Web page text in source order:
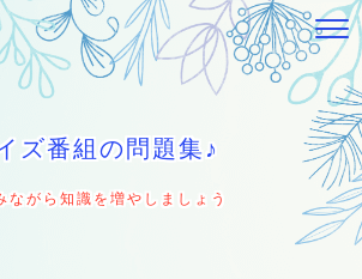
ズ番組の問題集♪
ながら知識を増やしましょう